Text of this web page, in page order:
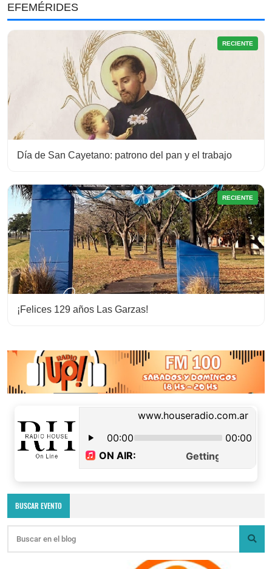
EFEMÉRIDES
RECIENTE
Día de San Cayetano: patrono del pan y el trabajo
RECIENTE
¡Felices 129 años Las Garzas!
BUSCAR EVENTO